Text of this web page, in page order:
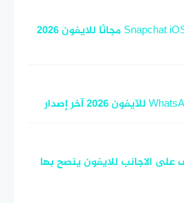
سناب شات – تنزيل Snapchat iOS مجانًا للايفون 2026
على الاجانب للايفون ينصح بها